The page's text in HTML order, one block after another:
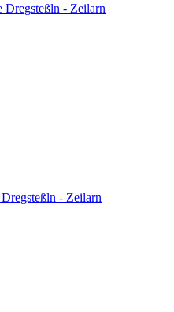
Dregsteßln - Zeilarn
- Zeilarn